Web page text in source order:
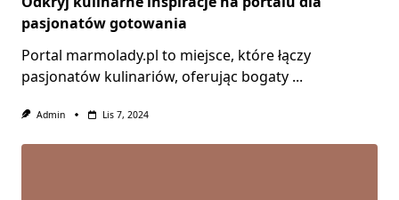
pasjonatów gotowania
Portal marmolady.pl to miejsce, które łączy
pasjonatów kulinariów, oferując bogaty ...
Admin Lis 7, 2024